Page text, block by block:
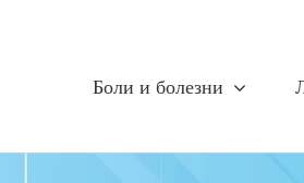
Боли и болезни